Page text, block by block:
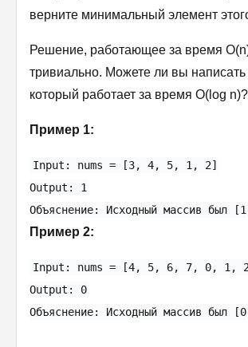
верните минимальный элемент
Решение, работающее за время
тривиально. Можете ли вы написать
который работает за время O(log n)?
Пример 1:
Input: nums = [3, 4, 5, 1, 2]
Output: 1
Пример 2:
Input: nums = [4, 5, 6, 7, 0, 1,
Output: 0